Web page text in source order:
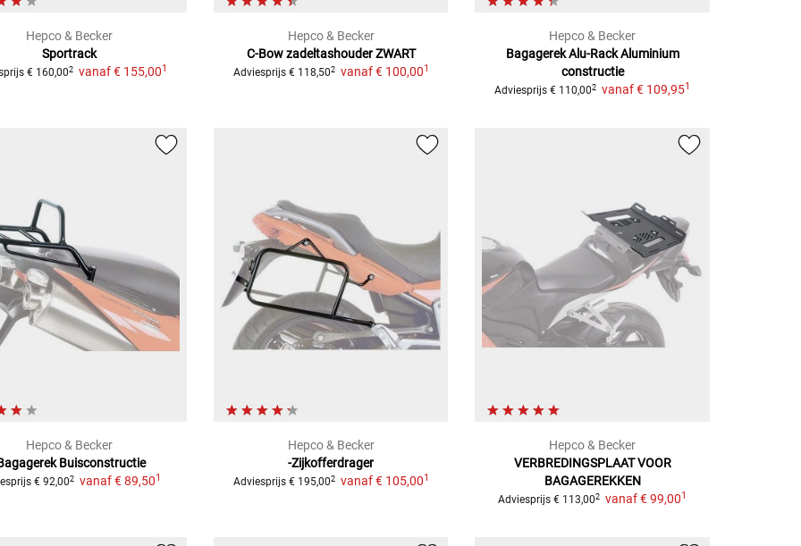
Hepco & Becker
Sportrack
€ 160,002 vanaf € 155,001
Hepco & Becker
C-Bow zadeltashouder ZWART
Adviesprijs € 118,502 vanaf€ 100,001
Hepco & Becker
Bagagerek Alu-Rack Aluminium
constructie
Adviesprijs € 110,002 vanaf € 109,951
Hepco & Becker
Buisconstructie
€ 92,002 vanaf€ 89,501
Hepco & Becker
-Zijkofferdrager
Adviesprijs € 195,002 vanaf€ 105,001
Hepco & Becker
VERBREDINGSPLAAT VOOR
BAGAGEREKKEN
Adviesprijs € 113,002 vanaf € 99,001